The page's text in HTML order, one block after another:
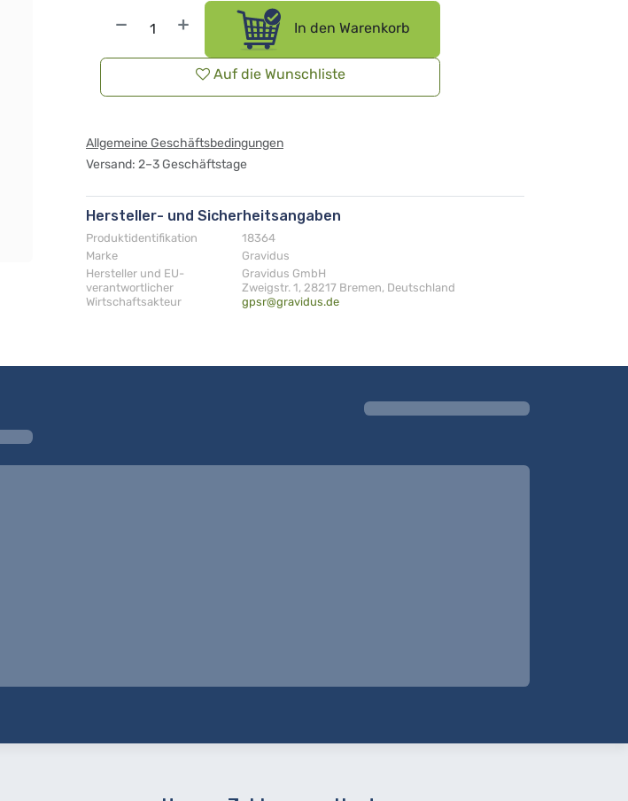
In den Warenkorb
Auf die Wunschliste
Allgemeine Geschäftsbedingungen
Versand: 2–3 Geschäftstage
Hersteller- und Sicherheitsangaben
Produktidentifikation
18364
Marke
Gravidus
Hersteller und EU-
verantwortlicher
Wirtschaftsakteur
Gravidus GmbH
Zweigstr. 1, 28217 Bremen, Deutschland
gpsr@gravidus.de